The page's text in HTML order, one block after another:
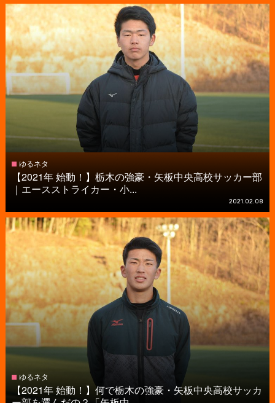
ゆるネタ
【2021年 始動！】栃木の強豪・矢板中央高校サッカー部
｜エースストライカー・小...
2021.02.08
ゆるネタ
【2021年 始動！】何で栃木の強豪・矢板中央高校サッカ